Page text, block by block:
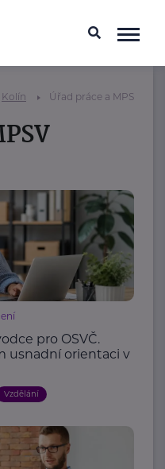
Kolín Úřad práce a MPSV
pro OSVČ.
usnadní orientaci v
Vzdělání